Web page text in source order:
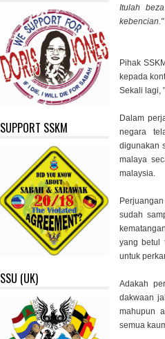
SUPPORT SSKM
SSU (UK)
Itulah
kebencian."
Pihak
kepada
Sekali lagi,
Dalam
negara
digunakan
malaya
malaysia.
sudah
yang betul
untuk
Adakah
dakwaan
mahupun
semua